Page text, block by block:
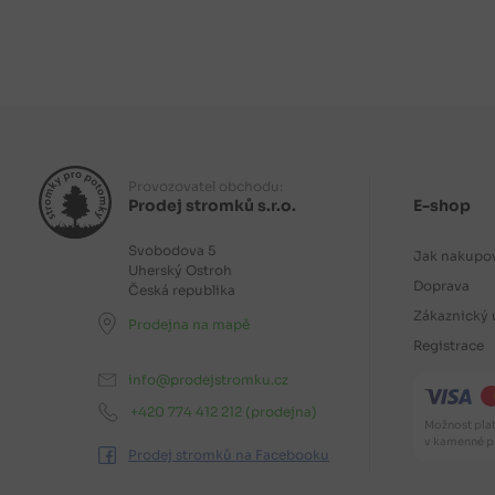
Provozovatel obchodu:
Prodej stromků s.r.o.
Svobodova 5
Uherský Ostroh
Česká republika
Prodejna na mapě
info@prodejstromku.cz
+420 774 412 212 (prodejna)
Prodej stromků na Facebooku
E-shop
Jak
Doprava
Zákaznický
Registrace
Možnost
v kamenné